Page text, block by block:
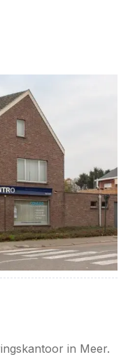
in Meer.